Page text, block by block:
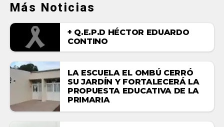
Más Noticias
+ Q.E.P.D HÉCTOR EDUARDO
CONTINO
LA ESCUELA EL OMBÚ CERRÓ
SU JARDÍN Y FORTALECERÁ LA
PROPUESTA EDUCATIVA DE LA
PRIMARIA